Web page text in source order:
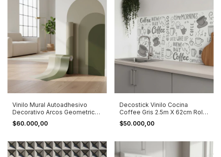
Vinilo Mural Autoadhesivo
Decorativo Arcos Geometrico
Stick Verde Oscuro
$60.000,00
Decostick Vinilo Cocina
Coffee Gris 2.5m X 62cm Rollo
Grises
$50.000,00